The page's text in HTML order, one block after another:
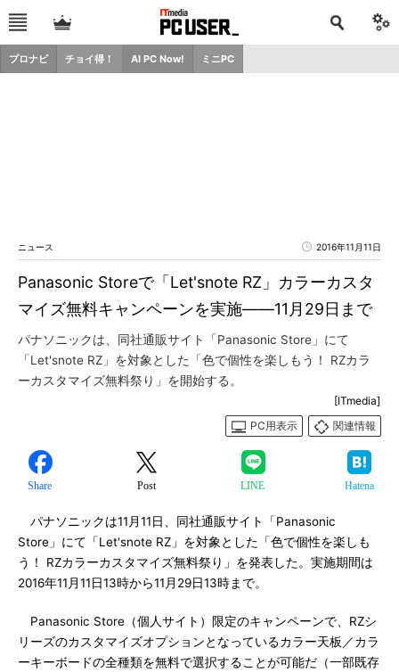
プロナビ チョイ得！ AI PC Now! ミニPC
ニュース 2016年11月11日
Panasonic Storeで「Let'snote RZ」カラーカスタ
マイズ無料キャンペーンを実施――11月29日まで
パナソニックは、同社通販サイト「Panasonic Store」にて
「Let'snote RZ」を対象とした「色で個性を楽しもう！ RZカラ
ーカスタマイズ無料祭り」を開始する。
[ITmedia]
PC用表示
関連情報
Share Post LINE Hatena
パナソニックは11月11日、同社通販サイト「Panasonic
Store」にて「Let'snote RZ」を対象とした「色で個性を楽しも
う！ RZカラーカスタマイズ無料祭り」を発表した。実施期間は
2016年11月11日13時から11月29日13時まで。
Panasonic Store（個人サイト）限定のキャンペーンで、RZシ
リーズのカスタマイズオプションとなっているカラー天板／カラ
ーキーボードの全種類を無料で選択することが可能だ（一部既存